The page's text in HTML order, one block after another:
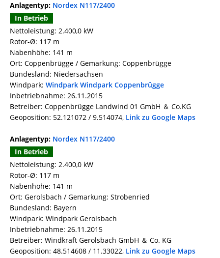
Anlagentyp: Nordex N117/2400
In Betrieb
Nettoleistung: 2.400,0 kW
Rotor-Ø: 117 m
Nabenhöhe: 141 m
Ort: Coppenbrügge / Gemarkung: Coppenbrügge
Bundesland: Niedersachsen
Windpark: Windpark Windpark Coppenbrügge
Inbetriebnahme: 26.11.2015
Betreiber: Coppenbrügge Landwind 01 GmbH ＆ Co.KG
Geoposition: 52.121072 / 9.514074, Link zu Google Maps
Anlagentyp: Nordex N117/2400
In Betrieb
Nettoleistung: 2.400,0 kW
Rotor-Ø: 117 m
Nabenhöhe: 141 m
Ort: Gerolsbach / Gemarkung: Strobenried
Bundesland: Bayern
Windpark: Windpark Gerolsbach
Inbetriebnahme: 26.11.2015
Betreiber: Windkraft Gerolsbach GmbH ＆ Co. KG
Geoposition: 48.514608 / 11.33022, Link zu Google Maps